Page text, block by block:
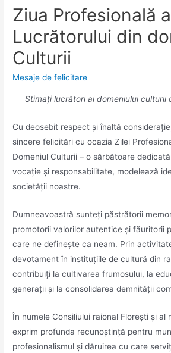
Ziua Profesională a
Lucrătorului din
Culturii
Mesaje de felicitare
Stimați lucrători ai domeniului culturii
Cu deosebit respect și înaltă
sincere felicitări cu ocazia Zilei
Domeniul Culturii – o sărbătoare
vocație și responsabilitate, modelează
societății noastre.
Dumneavoastră sunteți păstrătorii
promotorii valorilor autentice și făuritorii
care ne definește ca neam. Prin
devotament în instituțiile de cultură din
contribuiți la cultivarea frumosului, la
generații și la consolidarea demnității
În numele Consiliului raional Florești și al
exprim profunda recunoștință pentru
profesionalismul și dăruirea cu care